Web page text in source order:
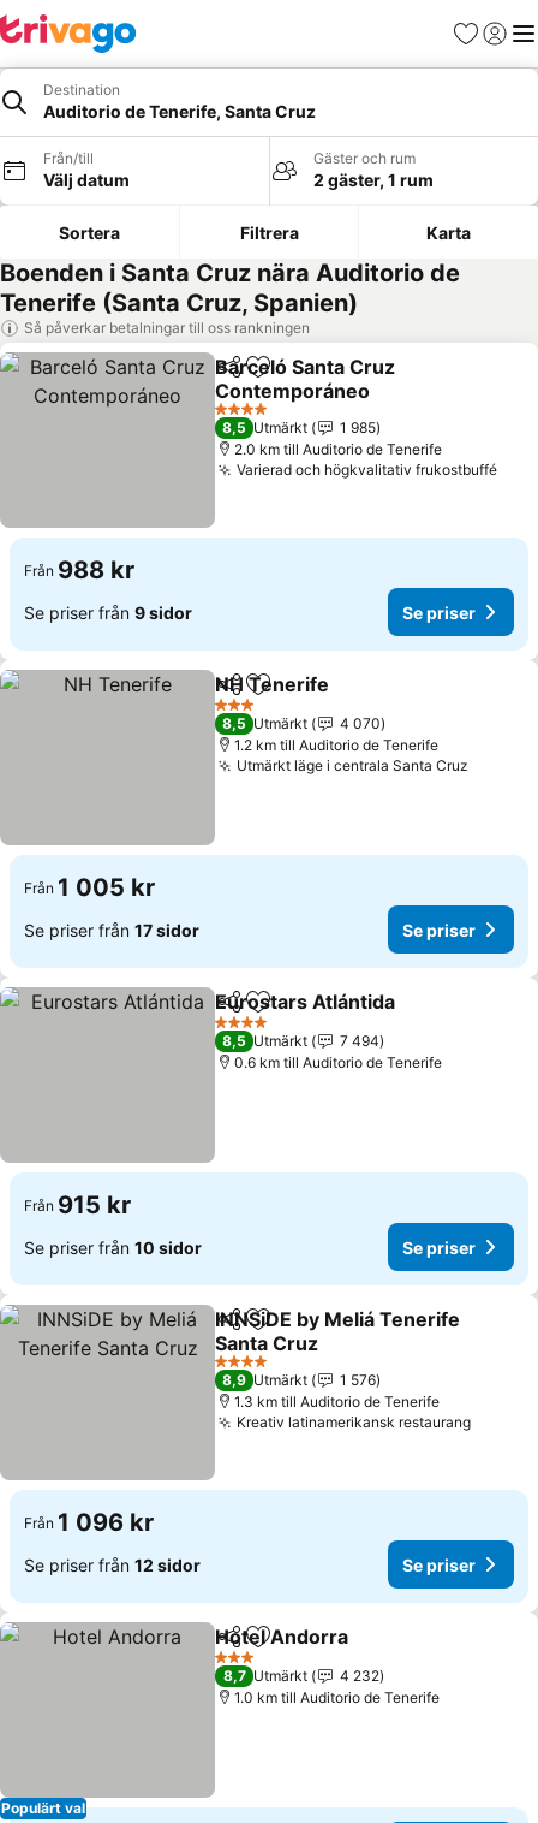
Favoriter
Logga
Destination
Auditorio de Tenerife, Santa Cruz
Från/till
Välj datum
Gäster och rum
2 gäster, 1 rum
Sortera Filtrera Karta
Boenden i Santa Cruz nära Auditorio de
Tenerife (Santa Cruz, Spanien)
Så påverkar betalningar till oss rankningen
Dela Lägg till i Mina Favoriter
Barceló Santa Cruz
Contemporáneo
4 Stjärnor
8,5 Utmärkt
1 985
2.0 km till Auditorio de Tenerife
Varierad och högkvalitativ frukostbuffé
Från 988 kr
Se priser från 9 sidor Se priser
Dela Lägg till i Mina Favoriter
NH Tenerife
3 Stjärnor
8,5 Utmärkt
4 070
1.2 km till Auditorio de Tenerife
Utmärkt läge i centrala Santa Cruz
Från 1 005 kr
Se priser från 17 sidor Se priser
Dela Lägg till i Mina Favoriter
Eurostars Atlántida
4 Stjärnor
8,5 Utmärkt
7 494
0.6 km till Auditorio de Tenerife
Från 915 kr
Se priser från 10 sidor Se priser
Dela Lägg till i Mina Favoriter
INNSiDE by Meliá Tenerife
Santa Cruz
4 Stjärnor
8,9 Utmärkt
1 576
1.3 km till Auditorio de Tenerife
Kreativ latinamerikansk restaurang
Från 1 096 kr
Se priser från 12 sidor Se priser
Populärt val
Dela Lägg till i Mina Favoriter
Hotel Andorra
3 Stjärnor
8,7 Utmärkt
4 232
1.0 km till Auditorio de Tenerife